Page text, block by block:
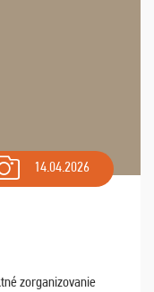
14.04.2026
zorganizovanie